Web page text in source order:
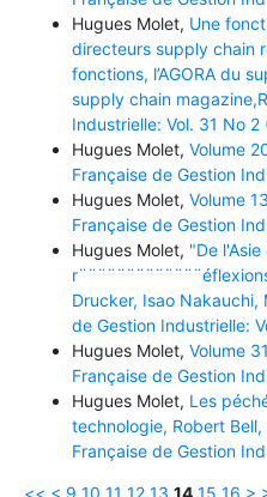
Hugues Molet, Une
directeurs supply chain
fonctions, l’AGORA du
supply chain
Industrielle: Vol. 31 No 2
Hugues Molet, Volume
Française de Gestion
Hugues Molet, Volume
Française de Gestion
Hugues Molet, "De
Drucker, Isao Nakauchi,
de Gestion Industrielle:
Hugues Molet, Volume
Française de Gestion
Hugues Molet, Les
technologie, Robert
Française de Gestion
<< < 9 10 11 12 13 14 15 16 >